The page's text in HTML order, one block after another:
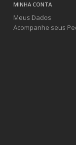
MINHA CONTA
Meus Dados
Acompanhe seus